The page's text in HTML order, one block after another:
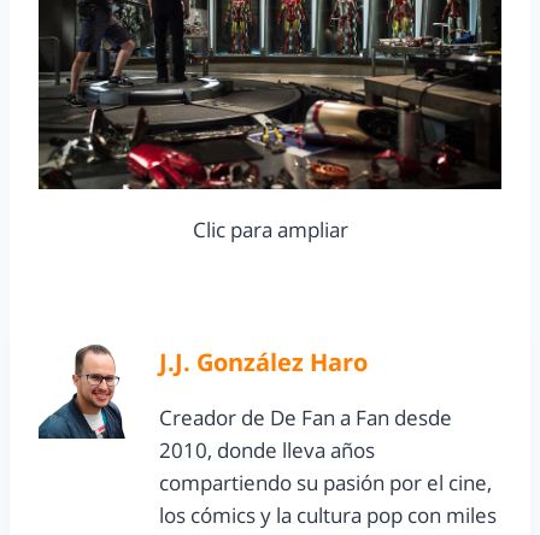
Clic para ampliar
J.J. González Haro
Creador de De Fan a Fan desde
2010, donde lleva años
compartiendo su pasión por el cine,
los cómics y la cultura pop con miles